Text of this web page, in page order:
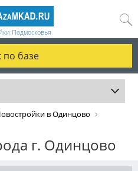
Подмосковья
по базе
в Одинцово
г. Одинцово